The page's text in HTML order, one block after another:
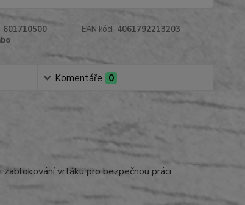
601710500 EAN kód: 4061792213203
Komentáře 0
vrtáku pro bezpečnou práci